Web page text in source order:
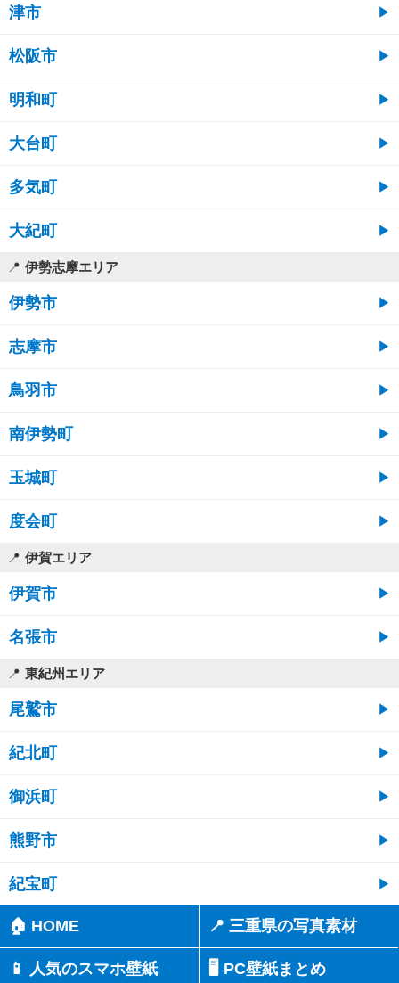
津市
松阪市
明和町
大台町
多気町
大紀町
伊勢志摩エリア
伊勢市
志摩市
鳥羽市
南伊勢町
玉城町
度会町
伊賀エリア
伊賀市
名張市
東紀州エリア
尾鷲市
紀北町
御浜町
熊野市
紀宝町
🏠 HOME 📍 三重県の写真素材
📱 人気のスマホ壁紙 🖥️ PC壁紙まとめ